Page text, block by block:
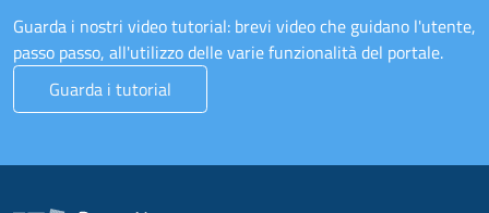
Guarda i nostri video tutorial: brevi video che guidano l'utente,
passo passo, all'utilizzo delle varie funzionalità del portale.
Guarda i tutorial